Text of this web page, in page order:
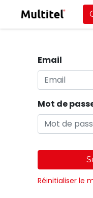
Email
Mot de
Réinitialiser le